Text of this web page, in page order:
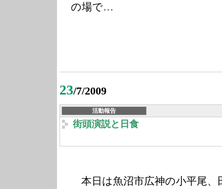
の場で…
23/7/2009
活動報告
街頭演説と日食
本日は魚沼市広神の小平尾、